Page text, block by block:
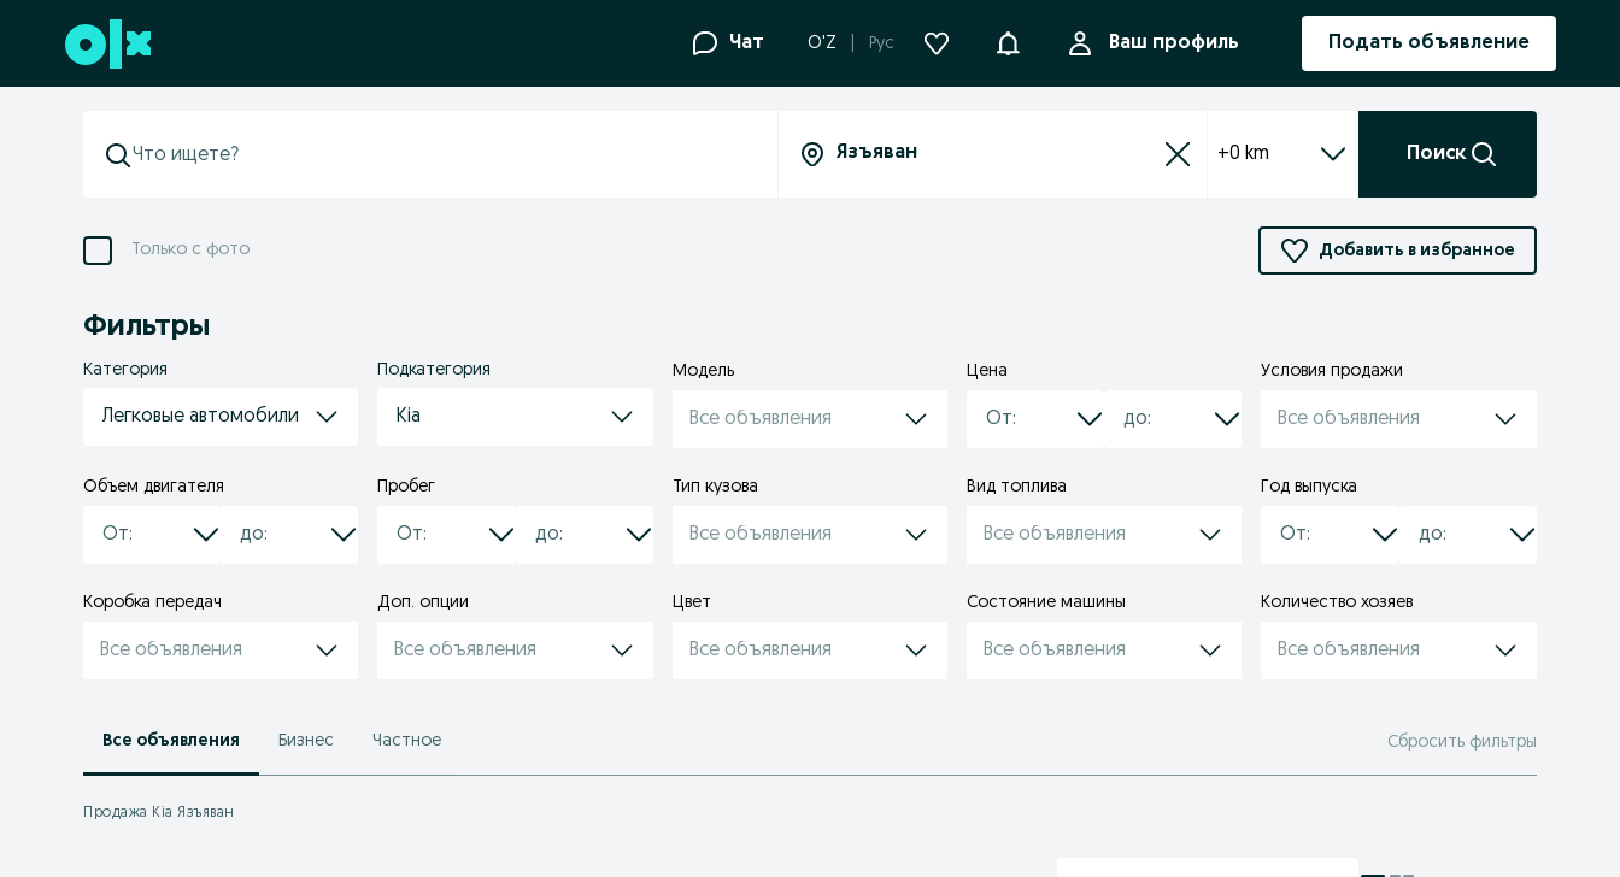
Перейти к нижнему колонтитулу Чат O'Z Рус УведомленияВаш профиль Подать объявление
+0 km Поиск
Только с фото Добавить в избранное
Фильтры
Категория
Легковые автомобили
Подкатегория
Kia
Модель
Все объявления
Цена Условия продажи
Все объявления
Объем двигателя Пробег Тип кузова
Все объявления
Вид топлива
Все объявления
Год выпуска
Коробка передач
Все объявления
Доп. опции
Все объявления
Цвет
Все объявления
Состояние машины
Все объявления
Количество хозяев
Все объявления
Все объявления Бизнес Частное Сбросить фильтры
Продажа Kia Язъяван